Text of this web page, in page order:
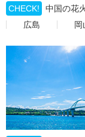
CHECK!
中国の花
広島
岡